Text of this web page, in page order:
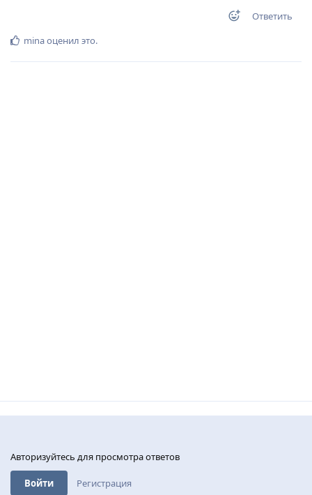
Ответить
minaоценил это.
Авторизуйтесь для просмотра ответов
Войти Регистрация